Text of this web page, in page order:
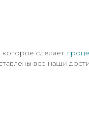
сделает
все наши